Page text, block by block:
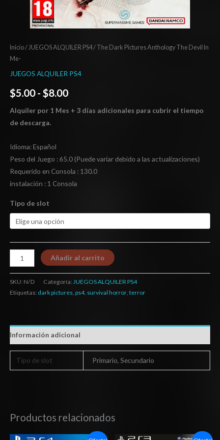
Inicio/ JUEGOS ALQUILER PS4/ The Dark Pictures Anthology The Devil In
Me-
JUEGOS ALQUILER PS4
$5.00 - $8.00
Alquiler por 1 Mes + 3 días adicionales para cubrir el tiempo
de descarga.
Idioma: Español
Peso del Juego : 65.0 (Puede variar debido a las actualizaciones)
Requerido en Consola : 130.0
instalación : 1 Consola
Tipo de slot
Añadir al carrito
SKU: N/D Categoría: JUEGOS ALQUILER PS4
Etiquetas: dark pictures, ps4, survival horror, terror
Información adicional
Tipo de slot Primario, Secundario
Productos relacionados
Rango
El
El